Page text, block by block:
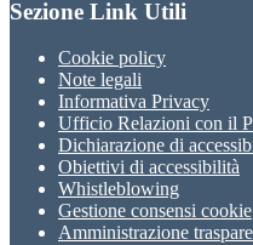
Sezione Link Utili
Cookie policy
Note legali
Informativa Privacy
Ufficio Relazioni con il
Dichiarazione di
Obiettivi di accessibilità
Whistleblowing
Gestione consensi cookie
Amministrazione